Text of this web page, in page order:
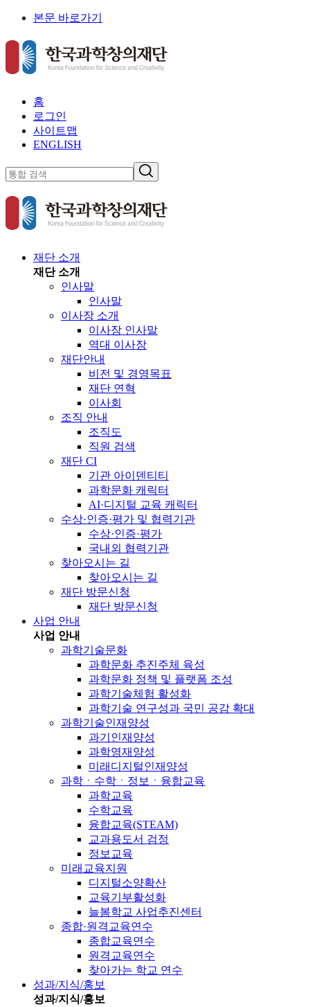
본문 바로가기
홈
로그인
사이트맵
ENGLISH
재단 소개
재단 소개
인사말
인사말
이사장 소개
이사장 인사말
역대 이사장
재단안내
비전 및 경영목표
재단 연혁
이사회
조직 안내
조직도
직원 검색
재단 CI
기관 아이덴티티
과학문화 캐릭터
AI·디지털 교육 캐릭터
수상·인증·평가 및 협력기관
수상·인증·평가
국내외 협력기관
찾아오시는 길
찾아오시는 길
재단 방문신청
재단 방문신청
사업 안내
사업 안내
과학기술문화
과학문화 추진주체 육성
과학문화 정책 및 플랫폼 조성
과학기술체험 활성화
과학기술 연구성과 국민 공감 확대
과학기술인재양성
과기인재양성
과학영재양성
미래디지털인재양성
과학ㆍ수학ㆍ정보ㆍ융합교육
과학교육
수학교육
융합교육(STEAM)
교과용도서 검정
정보교육
미래교육지원
디지털소양확산
교육기부활성화
늘봄학교 사업추진센터
종합·원격교육연수
종합교육연수
원격교육연수
찾아가는 학교 연수
성과/지식/홍보
성과/지식/홍보